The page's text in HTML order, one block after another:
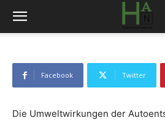
Facebook Twitter
Die Umweltwirkungen der